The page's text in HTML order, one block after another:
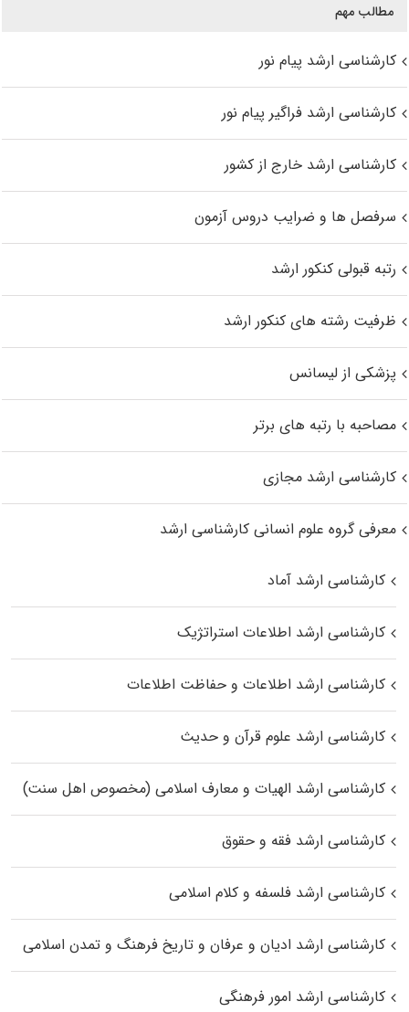
مطالب مهم
کارشناسی ارشد پیام نور
کارشناسی ارشد فراگیر پیام نور
کارشناسی ارشد خارج از کشور
سرفصل ها و ضرایب دروس آزمون
رتبه قبولی کنکور ارشد
ظرفیت رشته های کنکور ارشد
پزشکی از لیسانس
مصاحبه با رتبه های برتر
کارشناسی ارشد مجازی
معرفی گروه علوم انسانی کارشناسی ارشد
کارشناسی ارشد آماد
کارشناسی ارشد اطلاعات استراتژیک
کارشناسی ارشد اطلاعات و حفاظت اطلاعات
کارشناسی ارشد علوم قرآن و حدیث
کارشناسی ارشد الهیات و معارف اسلامی (مخصوص اهل سنت)
کارشناسی ارشد فقه و حقوق
کارشناسی ارشد فلسفه و کلام اسلامی
کارشناسی ارشد ادیان و عرفان و تاریخ فرهنگ و تمدن اسلامی
کارشناسی ارشد امور فرهنگی